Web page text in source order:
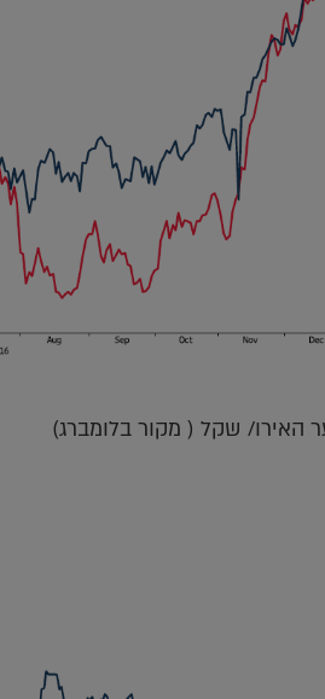
האירו/ שקל ( מקור בלומברג)